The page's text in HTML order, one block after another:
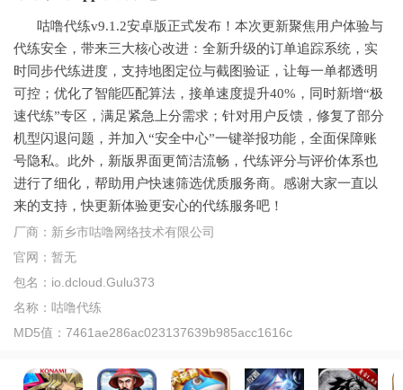
咕噜代练v9.1.2安卓版正式发布！本次更新聚焦用户体验与
代练安全，带来三大核心改进：全新升级的订单追踪系统，实
时同步代练进度，支持地图定位与截图验证，让每一单都透明
可控；优化了智能匹配算法，接单速度提升40%，同时新增“极
速代练”专区，满足紧急上分需求；针对用户反馈，修复了部分
机型闪退问题，并加入“安全中心”一键举报功能，全面保障账
号隐私。此外，新版界面更简洁流畅，代练评分与评价体系也
进行了细化，帮助用户快速筛选优质服务商。感谢大家一直以
来的支持，快更新体验更安心的代练服务吧！
厂商： 新乡市咕噜网络技术有限公司
官网： 暂无
包名： io.dcloud.Gulu373
名称： 咕噜代练
MD5值： 7461ae286ac023137639b985acc1616c